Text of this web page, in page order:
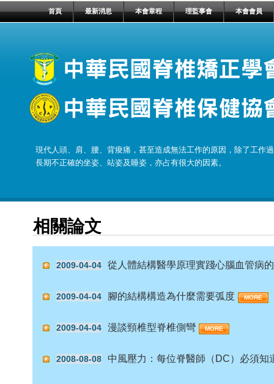
首頁 最新消息 本會章程 理監事會 本會會員
現代人頭、肩、腰、背痠痛，甚至造成無法工作的原因，除了工作
長期不正確的坐姿、站姿及睡姿，亦占有很大的因素。
相關論文
2009-04-04 從人體結構醫學原理實踐心腦血管病
2009-04-04 腳的結構構造為什麼需要弧度 MORE
2009-04-04 漫談頸椎型脊椎側彎 MORE
2008-08-08 中風壓力：每位脊醫師（DC）必須知